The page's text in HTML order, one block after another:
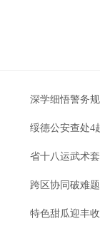
深学细悟警务
绥德公安查处4
省十八运武术
跨区协同破难
特色甜瓜迎丰